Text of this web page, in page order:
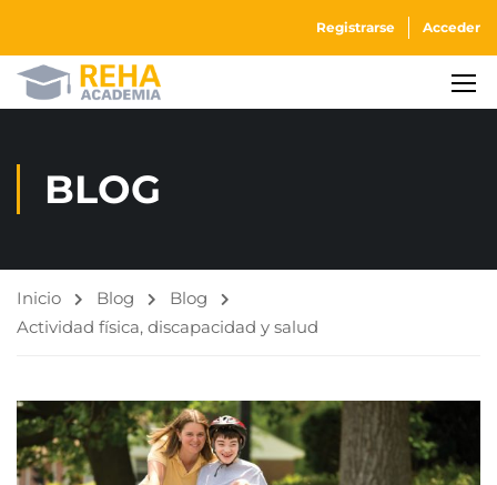
Registrarse Acceder
BLOG
Inicio Blog
Blog
Actividad física, discapacidad y salud